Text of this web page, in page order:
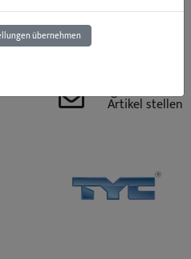
In den Warenkorb
Frage zu diesem
Artikel stellen
übernehmen